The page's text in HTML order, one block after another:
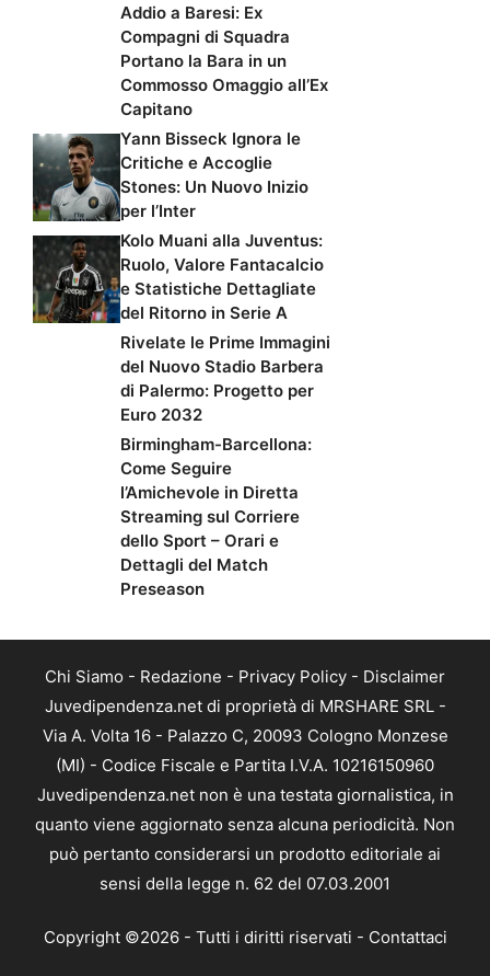
Addio a Baresi: Ex
Compagni di Squadra
Portano la Bara in un
Commosso Omaggio all’Ex
Capitano
Yann Bisseck Ignora le
Critiche e Accoglie
Stones: Un Nuovo Inizio
per l’Inter
Kolo Muani alla Juventus:
Ruolo, Valore Fantacalcio
e Statistiche Dettagliate
del Ritorno in Serie A
Rivelate le Prime Immagini
del Nuovo Stadio Barbera
di Palermo: Progetto per
Euro 2032
Birmingham-Barcellona:
Come Seguire
l’Amichevole in Diretta
Streaming sul Corriere
dello Sport – Orari e
Dettagli del Match
Preseason
Chi Siamo - Redazione - Privacy Policy - Disclaimer
Juvedipendenza.net di proprietà di MRSHARE SRL -
Via A. Volta 16 - Palazzo C, 20093 Cologno Monzese
(MI) - Codice Fiscale e Partita I.V.A. 10216150960
Juvedipendenza.net non è una testata giornalistica, in
quanto viene aggiornato senza alcuna periodicità. Non
può pertanto considerarsi un prodotto editoriale ai
sensi della legge n. 62 del 07.03.2001
Copyright ©2026 - Tutti i diritti riservati - Contattaci